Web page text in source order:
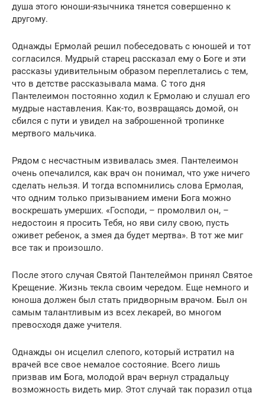
душа этого юноши-язычника тянется совершенно к
другому.
Однажды Ермолай решил побеседовать с юношей и тот
согласился. Мудрый старец рассказал ему о Боге и эти
рассказы удивительным образом переплетались с тем,
что в детстве рассказывала мама. С того дня
Пантелеимон постоянно ходил к Ермолаю и слушал его
мудрые наставления. Как-то, возвращаясь домой, он
сбился с пути и увидел на заброшенной тропинке
мертвого мальчика.
Рядом с несчастным извивалась змея. Пантелеимон
очень опечалился, как врач он понимал, что уже ничего
сделать нельзя. И тогда вспомнились слова Ермолая,
что одним только призыванием имени Бога можно
воскрешать умерших. «Господи, – промолвил он, –
недостоин я просить Тебя, но яви силу свою, пусть
оживет ребенок, а змея да будет мертва». В тот же миг
все так и произошло.
После этого случая Святой Пантелеймон принял Святое
Крещение. Жизнь текла своим чередом. Еще немного и
юноша должен был стать придворным врачом. Был он
самым талантливым из всех лекарей, во многом
превосходя даже учителя.
Однажды он исцелил слепого, который истратил на
врачей все свое немалое состояние. Всего лишь
призвав им Бога, молодой врач вернул страдальцу
возможность видеть мир. Этот случай так поразил отца